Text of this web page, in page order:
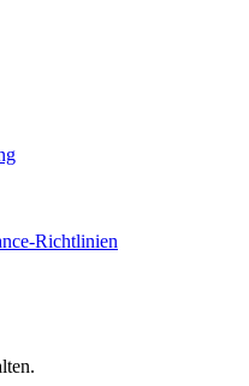
Richtlinien